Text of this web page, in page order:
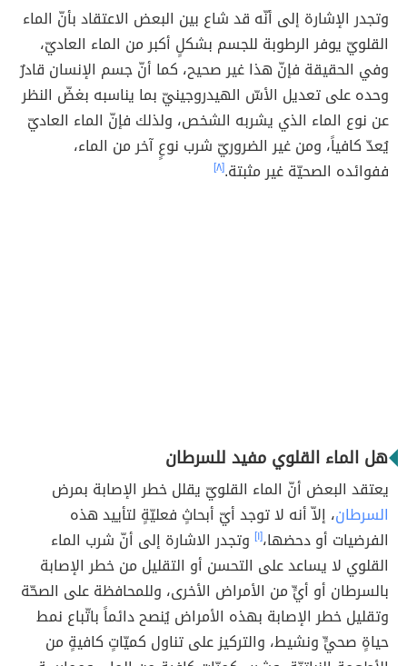
وتجدر الإشارة إلى أنّه قد شاع بين البعض الاعتقاد بأنّ الماء
القلويّ يوفر الرطوبة للجسم بشكلٍ أكبر من الماء العاديّ،
وفي الحقيقة فإنّ هذا غير صحيح، كما أنّ جسم الإنسان قادرٌ
وحده على تعديل الأسّ الهيدروجينيّ بما يناسبه بغضّ النظر
عن نوع الماء الذي يشربه الشخص، ولذلك فإنّ الماء العاديّ
يُعدّ كافياً، ومن غير الضروريّ شرب نوعٍ آخر من الماء،
ففوائده الصحيّة غير مثبتة.[٨]
هل الماء القلوي مفيد للسرطان
يعتقد البعض أنّ الماء القلويّ يقلل خطر الإصابة بمرض
السرطان، إلاّ أنه لا توجد أيّ أبحاثٍ فعليّةٍ لتأييد هذه
الفرضيات أو دحضها،[١] وتجدر الاشارة إلى أنّ شرب الماء
القلوي لا يساعد على التحسن أو التقليل من خطر الإصابة
بالسرطان أو أيٍّ من الأمراض الأخرى، وللمحافظة على الصحّة
وتقليل خطر الإصابة بهذه الأمراض يُنصح دائماً باتّباع نمط
حياةٍ صحيٍّ ونشيط، والتركيز على تناول كميّاتٍ كافيةٍ من